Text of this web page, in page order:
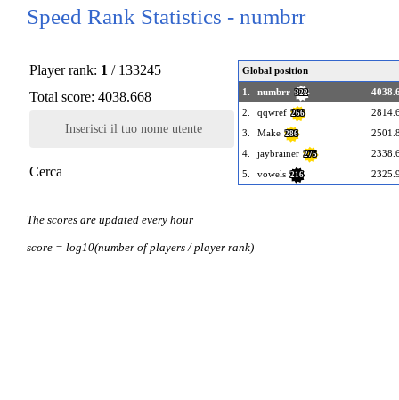
Speed Rank Statistics - numbrr
Player rank: 1 / 133245
Total score: 4038.668
Inserisci il tuo nome utente
Cerca
Global position
1.
numbrr 322
2.
qqwref 266
3.
Make 286
4.
jaybrainer 275
5.
vowels 216
The scores are updated every hour
score = log10(number of players / player rank)